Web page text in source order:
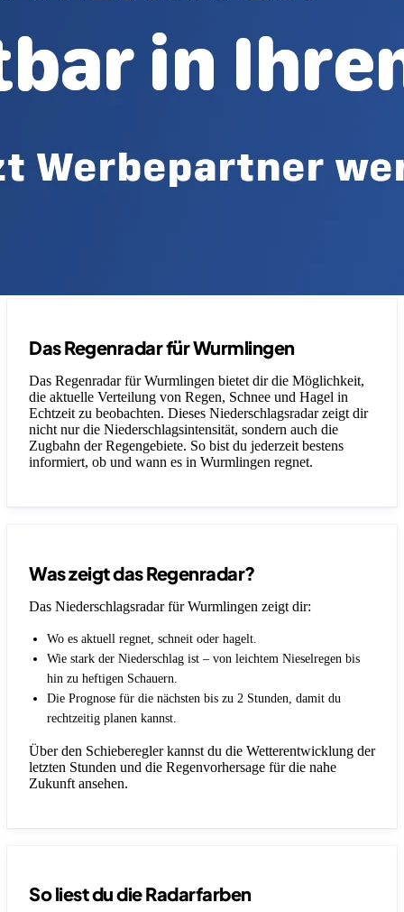
Das Regenradar für Wurmlingen
Das Regenradar für Wurmlingen bietet dir die Möglichkeit,
die aktuelle Verteilung von Regen, Schnee und Hagel in
Echtzeit zu beobachten. Dieses Niederschlagsradar zeigt dir
nicht nur die Niederschlagsintensität, sondern auch die
Zugbahn der Regengebiete. So bist du jederzeit bestens
informiert, ob und wann es in Wurmlingen regnet.
Was zeigt das Regenradar?
Das Niederschlagsradar für Wurmlingen zeigt dir:
Wo es aktuell regnet, schneit oder hagelt.
Wie stark der Niederschlag ist – von leichtem Nieselregen bis
hin zu heftigen Schauern.
Die Prognose für die nächsten bis zu 2 Stunden, damit du
rechtzeitig planen kannst.
Über den Schieberegler kannst du die Wetterentwicklung der
letzten Stunden und die Regenvorhersage für die nahe
Zukunft ansehen.
So liest du die Radarfarben